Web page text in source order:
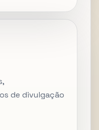
de divulgação